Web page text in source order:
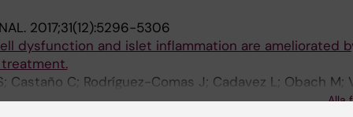
2017;31(12):5296-5306
dysfunction and islet inflammation are ameliorated
Castaño C; Rodríguez-Comas J; Cadavez L; Obach M;
Martinez M; Nonell-Canals A; Parrizas M; ServitjaAlla